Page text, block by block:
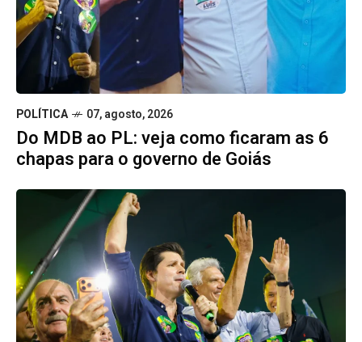
POLÍTICA 07, agosto, 2026
Do MDB ao PL: veja como ficaram as 6
chapas para o governo de Goiás